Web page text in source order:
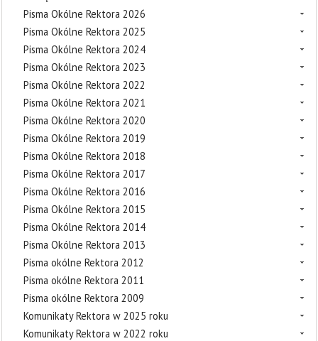
Pisma Okólne Rektora 2026
Pisma Okólne Rektora 2025
Pisma Okólne Rektora 2024
Pisma Okólne Rektora 2023
Pisma Okólne Rektora 2022
Pisma Okólne Rektora 2021
Pisma Okólne Rektora 2020
Pisma Okólne Rektora 2019
Pisma Okólne Rektora 2018
Pisma Okólne Rektora 2017
Pisma Okólne Rektora 2016
Pisma Okólne Rektora 2015
Pisma Okólne Rektora 2014
Pisma Okólne Rektora 2013
Pisma okólne Rektora 2012
Pisma okólne Rektora 2011
Pisma okólne Rektora 2009
Komunikaty Rektora w 2025 roku
Komunikaty Rektora w 2022 roku